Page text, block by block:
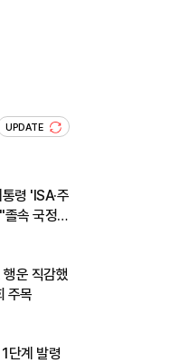
UPDATE
령 'ISA·주
속 국정"
운 직감했
주목
단계 발령